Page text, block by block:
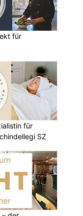
für
für
SZ